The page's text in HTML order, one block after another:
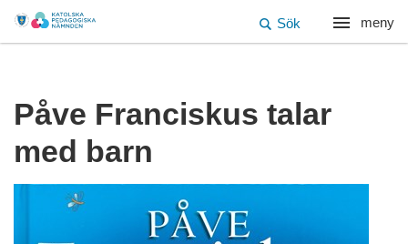
meny
Sök
Påve Franciskus talar
med barn